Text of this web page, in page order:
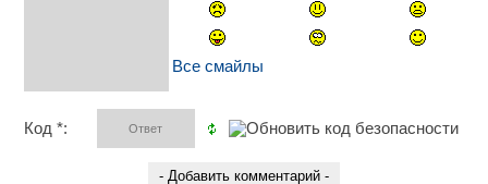
Все смайлы
Код *: